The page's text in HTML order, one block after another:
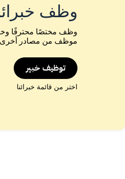
وظف
وظف مختصًا محترفًا
موظف من مصادر أخرى
توظيف خبير
اختر من قائمة خبرائنا